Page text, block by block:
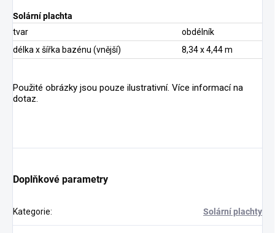
Solární plachta
tvar
obdélník
délka x šířka bazénu (vnější)
8,34 x 4,44 m
Použité obrázky jsou pouze ilustrativní. Více informací na
dotaz.
Doplňkové parametry
Kategorie: Solární plachty